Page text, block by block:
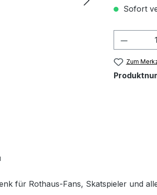
Sofort
Zum
für Rothaus-Fans, Skatspieler und